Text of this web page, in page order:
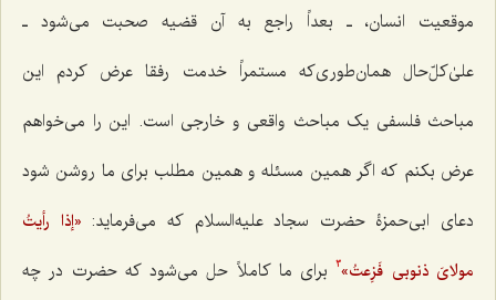
موقعیت انسان، ـ بعداً راجع به آن قضیه صحبت مى‌شود ـ
علىٰ‌کلّ‌حال همان‌طورى‌که مستمراً خدمت رفقا عرض کردم این
مباحث فلسفى یک مباحث واقعى و خارجى است. این را مى‌خواهم
عرض بکنم که اگر همین مسئله و همین مطلب براى ما روشن شود
دعاى ابى‌حمزۀ حضرت سجاد علیه‌السلام که مى‌فرماید: «إذا رأیتُ
مولاىَ ذنوبى فَزِعتُ»3
براى ما کاملاً حل مى‌شود که حضرت در چه